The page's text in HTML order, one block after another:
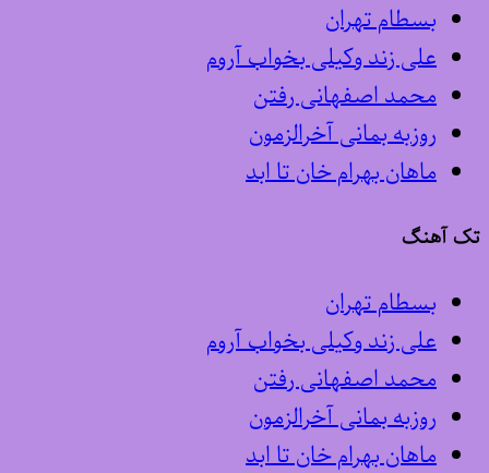
بسطام تهران
علی زند وکیلی بخواب آروم
محمد اصفهانی رفتن
روزبه بمانی آخرالزمون
ماهان بهرام خان تا ابد
تک آهنگ
بسطام تهران
علی زند وکیلی بخواب آروم
محمد اصفهانی رفتن
روزبه بمانی آخرالزمون
ماهان بهرام خان تا ابد